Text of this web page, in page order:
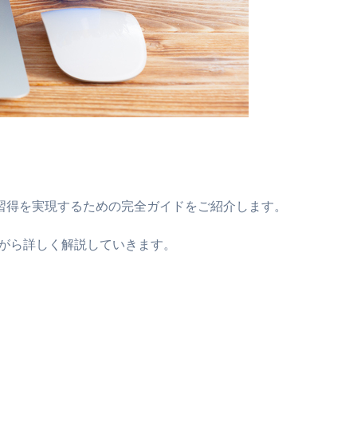
を実現するための完全ガイドをご紹介します。
詳しく解説していきます。